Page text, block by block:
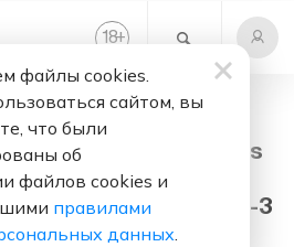
18+
Golden Slumbers
- Carry That
Weight [Takes 1-3
- Medley]
файлы cookies.
сайтом, вы
что были
об
файлов cookies и
правилами
данных.